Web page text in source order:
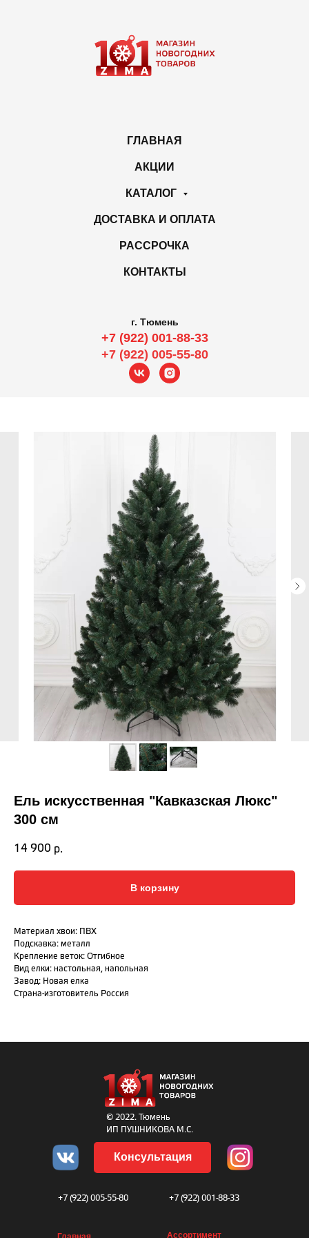
ГЛАВНАЯ
АКЦИИ
КАТАЛОГ
ДОСТАВКА И ОПЛАТА
РАССРОЧКА
КОНТАКТЫ
г. Тюмень
+7 (922) 001-88-33
+7 (922) 005-55-80
Ель искусственная "Кавказская Люкс"
300 см
14 900 р.
В корзину
Материал хвои: ПВХ
Подскавка: металл
Крепление веток: Отгибное
Вид елки: настольная, напольная
Завод: Новая елка
Страна-изготовитель Россия
© 2022. Тюмень
ИП ПУШНИКОВА М.С.
Ассортимент
+7 (922) 001-88-33
+7 (922) 005-55-80
Консультация